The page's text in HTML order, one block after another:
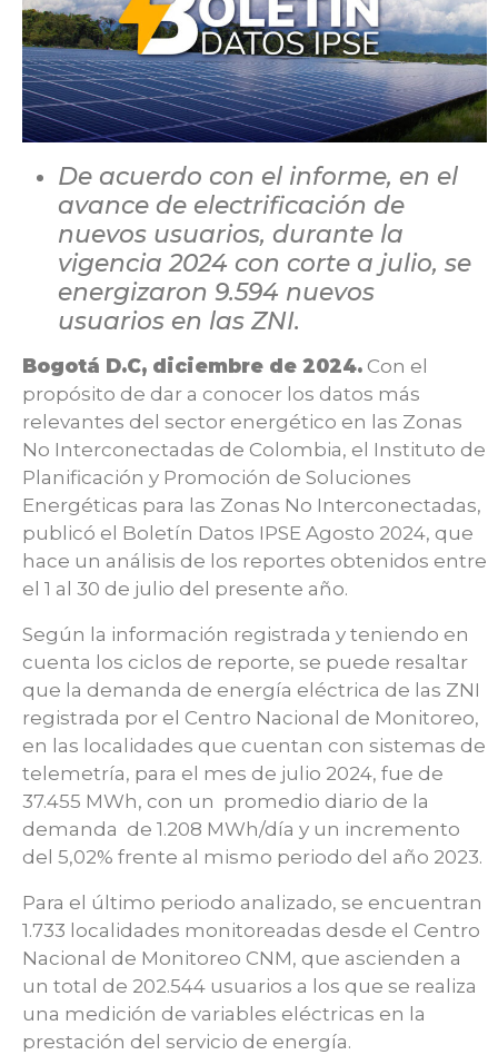
De acuerdo con el informe, en el
avance de electrificación de
nuevos usuarios, durante la
vigencia 2024 con corte a julio, se
energizaron 9.594 nuevos
usuarios en las ZNI.
Bogotá D.C, diciembre de 2024. Con el
propósito de dar a conocer los datos más
relevantes del sector energético en las Zonas
No Interconectadas de Colombia, el Instituto de
Planificación y Promoción de Soluciones
Energéticas para las Zonas No Interconectadas,
publicó el Boletín Datos IPSE Agosto 2024, que
hace un análisis de los reportes obtenidos entre
el 1 al 30 de julio del presente año.
Según la información registrada y teniendo en
cuenta los ciclos de reporte, se puede resaltar
que la demanda de energía eléctrica de las ZNI
registrada por el Centro Nacional de Monitoreo,
en las localidades que cuentan con sistemas de
telemetría, para el mes de julio 2024, fue de
37.455 MWh, con un promedio diario de la
demanda de 1.208 MWh/día y un incremento
del 5,02% frente al mismo periodo del año 2023.
Para el último periodo analizado, se encuentran
1.733 localidades monitoreadas desde el Centro
Nacional de Monitoreo CNM, que ascienden a
un total de 202.544 usuarios a los que se realiza
una medición de variables eléctricas en la
prestación del servicio de energía.